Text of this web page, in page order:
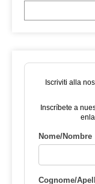
Iscriviti alla
Inscríbete a
Nome/Nombre
Cognome/